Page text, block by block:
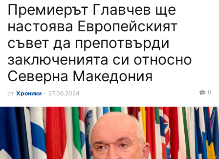
Премиерът Главчев ще
настоява Европейският
съвет да препотвърди
заключенията си относно
Северна Македония
от Хроники - 27.06.2024 0